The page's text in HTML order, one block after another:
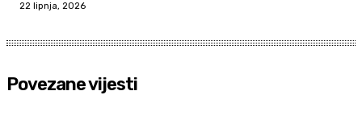
22 lipnja, 2026
Povezane vijesti